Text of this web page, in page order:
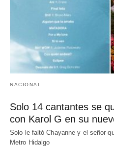
NACIONAL
Solo 14 cantantes se
con Karol G en su
Solo le faltó Chayanne y el señor
Metro Hidalgo